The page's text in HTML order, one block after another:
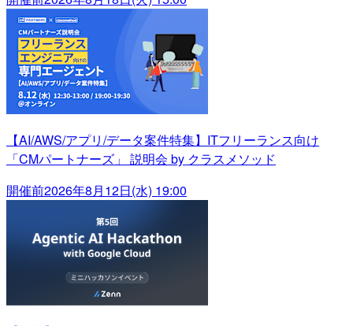
【AI/AWS/アプリ/データ案件特集】ITフリーランス向け
「CMパートナーズ」 説明会 by クラスメソッド
開催前2026年8月12日(水) 19:00